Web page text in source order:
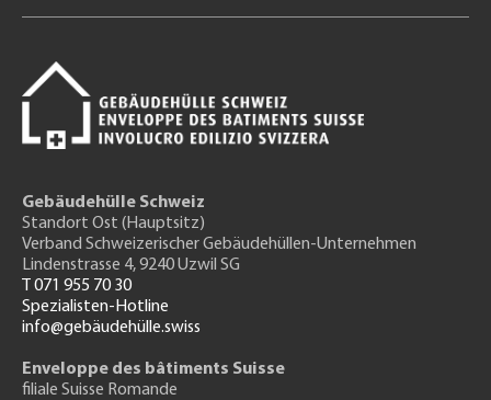
Gebäudehülle Schweiz
Standort Ost (Hauptsitz)
Verband Schweizerischer Gebäudehüllen-Unternehmen
Lindenstrasse 4, 9240 Uzwil SG
T 071 955 70 30
Spezialisten-Hotline
info@gebäudehülle.swiss
Enveloppe des bâtiments Suisse
filiale Suisse Romande